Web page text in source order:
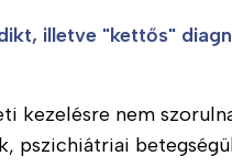
illetve "kettős"
kezelésre nem
pszichiátriai